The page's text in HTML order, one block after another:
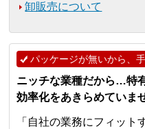
卸販売について
パッケージが無いから、
ニッチな業種だから…
効率化をあきらめていま
「自社の業務にフィット